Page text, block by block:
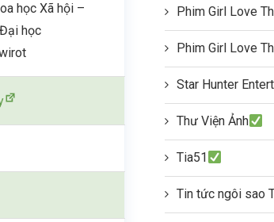
học Xã hội –
học
Phim Girl Love
Phim Girl Love
Star Hunter
Thư Viện Ảnh
Tia51
Tin tức ngôi sao